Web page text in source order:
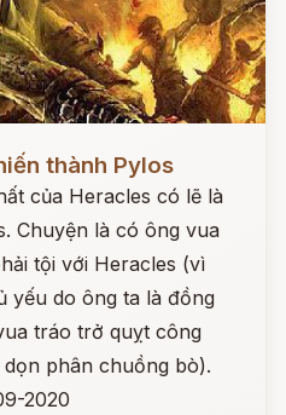
thành Pylos
của Heracles có lẽ là
Chuyện là có ông vua
tội với Heracles (vì
yếu do ông ta là đồng
tráo trở quỵt công
phân chuồng bò).
2020